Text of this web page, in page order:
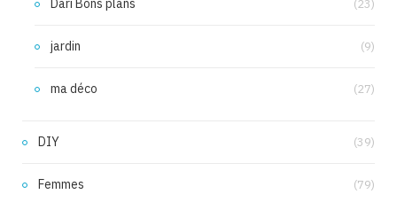
Dari Bons plans (23)
jardin (9)
ma déco (27)
DIY (39)
Femmes (79)